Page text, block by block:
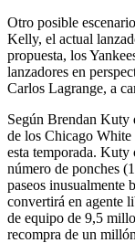
Otro posible
Kelly, el actual
propuesta, los
lanzadores en
Carlos Lagrange, a
Según Brendan Kuty
de los Chicago
esta temporada.
número de ponches
paseos inusualmente
convertirá en agente
de equipo de 9,5
recompra de un